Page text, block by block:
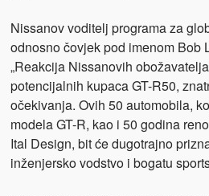
Nissanov voditelj programa za
odnosno čovjek pod imenom Bob
„Reakcija Nissanovih
potencijalnih kupaca GT-R50,
očekivanja. Ovih 50 automobila,
modela GT-R, kao i 50 godina
Ital Design, bit će dugotrajno
inženjersko vodstvo i bogatu